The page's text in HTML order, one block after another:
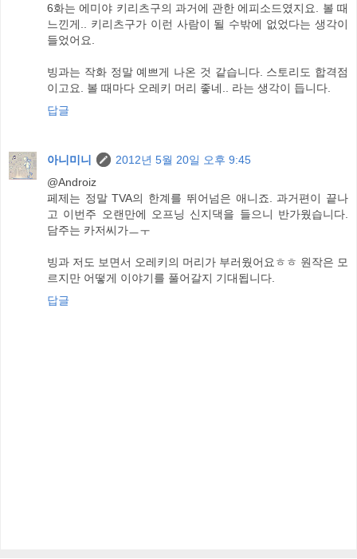
6화는 에미야 키리츠구의 과거에 관한 에피소드였지요. 볼 때
느낀게.. 키리츠구가 이런 사람이 될 수밖에 없었다는 생각이
들었어요.
빙과는 작화 정말 예쁘게 나온 것 같습니다. 스토리도 합격점
이고요. 볼 때마다 오레키 머리 좋네.. 라는 생각이 듭니다.
답글
아니미니
2012년 5월 20일 오후 9:45
@Androiz
페제는 정말 TVA의 한계를 뛰어넘은 애니죠. 과거편이 끝나
고 이번주 오랜만에 오프닝 신지댁을 들으니 반가웠습니다.
담주는 카저씨가ㅡㅜ
빙과 저도 보면서 오레키의 머리가 부러웠어요ㅎㅎ 원작은 모
르지만 어떻게 이야기를 풀어갈지 기대됩니다.
답글